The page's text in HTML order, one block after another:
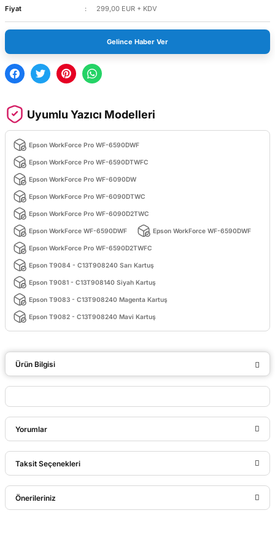
Fiyat
299,00 EUR + KDV
Gelince Haber Ver
Uyumlu Yazıcı Modelleri
Epson WorkForce Pro WF-6590DWF
Epson WorkForce Pro WF-6590DTWFC
Epson WorkForce Pro WF-6090DW
Epson WorkForce Pro WF-6090DTWC
Epson WorkForce Pro WF-6090D2TWC
Epson WorkForce WF-6590DWF Epson WorkForce WF-6590DWF
Epson WorkForce Pro WF-6590D2TWFC
Epson T9084 - C13T908240 Sarı Kartuş
Epson T9081 - C13T908140 Siyah Kartuş
Epson T9083 - C13T908240 Magenta Kartuş
Epson T9082 - C13T908240 Mavi Kartuş
Ürün Bilgisi
Yorumlar
Bu ürüne ilk yorumu siz yapın!
Taksit Seçenekleri
Önerileriniz